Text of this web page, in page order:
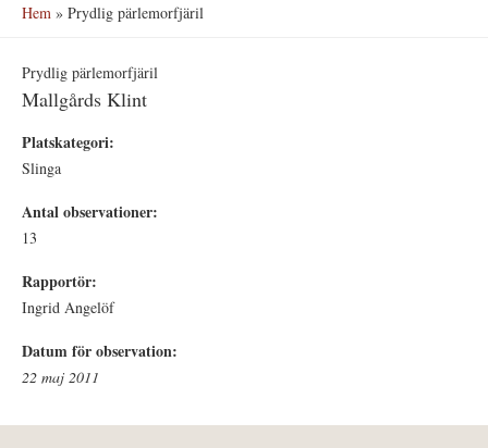
Hem » Prydlig pärlemorfjäril
Prydlig pärlemorfjäril
Mallgårds Klint
Platskategori:
Slinga
Antal observationer:
13
Rapportör:
Ingrid Angelöf
Datum för observation:
22 maj 2011